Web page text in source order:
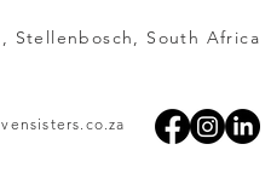
Stellenbosch, South Africa